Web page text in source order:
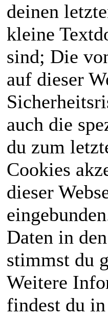
deinen
kleine
sind; Die
auf dieser
auch die
du zum
Cookies
dieser
Daten in
stimmst du
Weitere
findest du